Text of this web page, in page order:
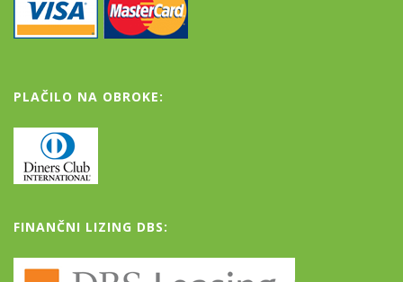
PLAČILO NA OBROKE:
FINANČNI LIZING DBS: